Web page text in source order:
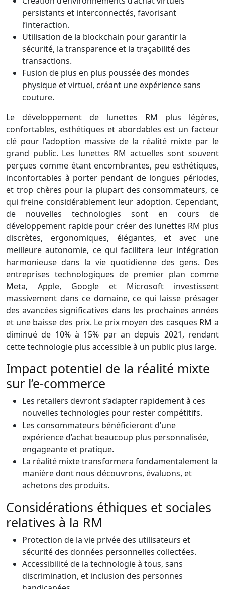
persistants et interconnectés, favorisant
l’interaction.
Utilisation de la blockchain pour garantir la
sécurité, la transparence et la traçabilité des
transactions.
Fusion de plus en plus poussée des mondes
physique et virtuel, créant une expérience sans
couture.
Le développement de lunettes RM plus légères,
confortables, esthétiques et abordables est un facteur
clé pour l’adoption massive de la réalité mixte par le
grand public. Les lunettes RM actuelles sont souvent
perçues comme étant encombrantes, peu esthétiques,
inconfortables à porter pendant de longues périodes,
et trop chères pour la plupart des consommateurs, ce
qui freine considérablement leur adoption. Cependant,
de nouvelles technologies sont en cours de
développement rapide pour créer des lunettes RM plus
discrètes, ergonomiques, élégantes, et avec une
meilleure autonomie, ce qui facilitera leur intégration
harmonieuse dans la vie quotidienne des gens. Des
entreprises technologiques de premier plan comme
Meta, Apple, Google et Microsoft investissent
massivement dans ce domaine, ce qui laisse présager
des avancées significatives dans les prochaines années
et une baisse des prix. Le prix moyen des casques RM a
diminué de 10% à 15% par an depuis 2021, rendant
cette technologie plus accessible à un public plus large.
Impact potentiel de la réalité mixte
sur l’e-commerce
Les retailers devront s’adapter rapidement à ces
nouvelles technologies pour rester compétitifs.
Les consommateurs bénéficieront d’une
expérience d’achat beaucoup plus personnalisée,
engageante et pratique.
La réalité mixte transformera fondamentalement la
manière dont nous découvrons, évaluons, et
achetons des produits.
Considérations éthiques et sociales
relatives à la RM
Protection de la vie privée des utilisateurs et
sécurité des données personnelles collectées.
Accessibilité de la technologie à tous, sans
discrimination, et inclusion des personnes